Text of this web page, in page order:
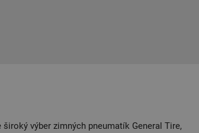
široký výber zimných pneumatík General Tire,